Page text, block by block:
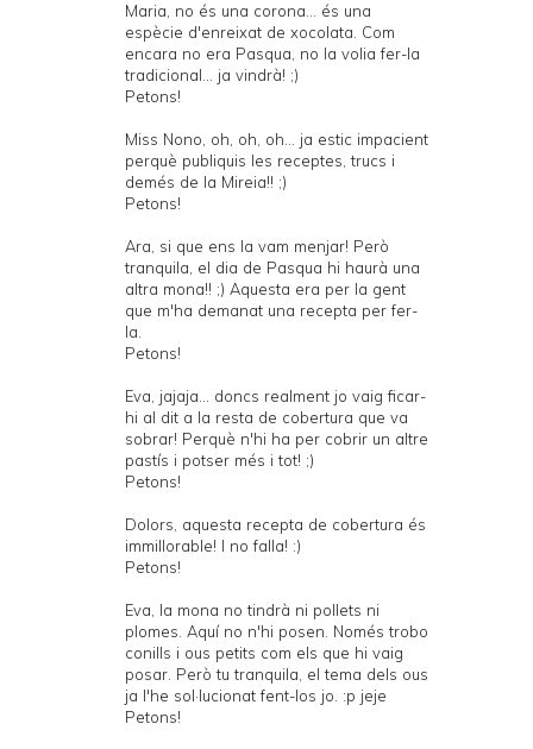
Maria, no és una corona... és una
espècie d'enreixat de xocolata. Com
encara no era Pasqua, no la volia fer-la
tradicional... ja vindrà! ;)
Petons!
Miss Nono, oh, oh, oh... ja estic impacient
perquè publiquis les receptes, trucs i
demés de la Mireia!! ;)
Petons!
Ara, si que ens la vam menjar! Però
tranquila, el dia de Pasqua hi haurà una
altra mona!! ;) Aquesta era per la gent
que m'ha demanat una recepta per fer-
la.
Petons!
Eva, jajaja... doncs realment jo vaig ficar-
hi al dit a la resta de cobertura que va
sobrar! Perquè n'hi ha per cobrir un altre
pastís i potser més i tot! ;)
Petons!
Dolors, aquesta recepta de cobertura és
immillorable! I no falla! :)
Petons!
Eva, la mona no tindrà ni pollets ni
plomes. Aquí no n'hi posen. Només trobo
conills i ous petits com els que hi vaig
posar. Però tu tranquila, el tema dels ous
ja l'he sol·lucionat fent-los jo. :p jeje
Petons!